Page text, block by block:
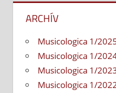
ARCHÍV
Musicologica 1/
Musicologica 1/
Musicologica 1/
Musicologica 1/